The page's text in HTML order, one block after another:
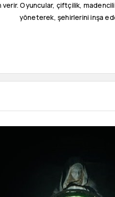
Oyuncular, çiftçilik,
yöneterek, şehirlerini inşa